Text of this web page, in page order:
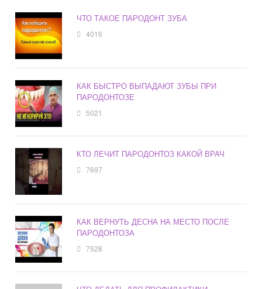
ЧТО ТАКОЕ ПАРОДОНТ ЗУБА
4016
КАК БЫСТРО ВЫПАДАЮТ ЗУБЫ ПРИ
ПАРОДОНТОЗЕ
5021
КТО ЛЕЧИТ ПАРОДОНТОЗ КАКОЙ ВРАЧ
7697
КАК ВЕРНУТЬ ДЕСНА НА МЕСТО ПОСЛЕ
ПАРОДОНТОЗА
7528